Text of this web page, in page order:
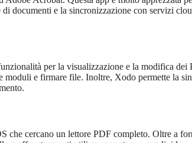
documenti e la sincronizzazione con servizi
per la visualizzazione e la modifica dei
e firmare file. Inoltre, Xodo permette la
che cercano un lettore PDF completo. Oltre a